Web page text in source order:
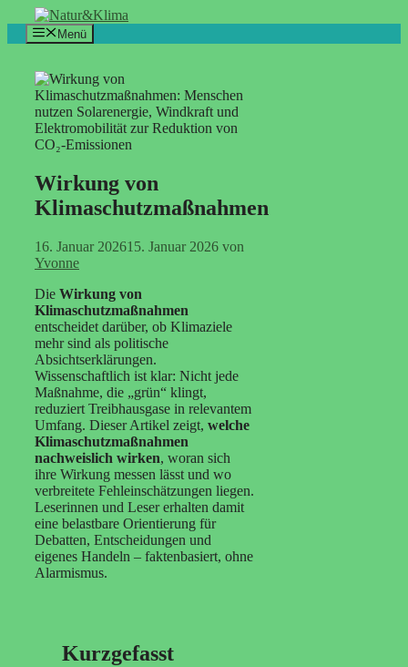
Inhalt
springen
Menü
Wirkung von
Klimaschutzmaßnahmen
16. Januar 202615. Januar 2026 von
Yvonne
Die Wirkung von
Klimaschutzmaßnahmen
entscheidet darüber, ob Klimaziele
mehr sind als politische
Absichtserklärungen.
Wissenschaftlich ist klar: Nicht jede
Maßnahme, die „grün“ klingt,
reduziert Treibhausgase in relevantem
Umfang. Dieser Artikel zeigt, welche
Klimaschutzmaßnahmen
nachweislich wirken, woran sich
ihre Wirkung messen lässt und wo
verbreitete Fehleinschätzungen liegen.
Leserinnen und Leser erhalten damit
eine belastbare Orientierung für
Debatten, Entscheidungen und
eigenes Handeln – faktenbasiert, ohne
Alarmismus.
Kurzgefasst